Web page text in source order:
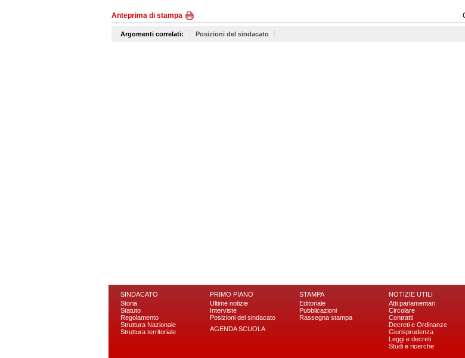
Anteprima di stampa
Argomenti correlati: Posizioni del sindacato
SINDACATO
Storia
Statuto
Regolamento
Struttura Nazionale
Struttura territoriale
PRIMO PIANO
Ultime notizie
Interviste
Posizioni del sindacato
AGENDA SCUOLA
STAMPA
Editoriale
Pubblicazioni
Rassegna stampa
NOTIZIE UTILI
Atti parlamentari
Circolare
Contratti
Decreti e Ordinanze
Giurisprudenza
Leggi e decreti
Studi e ricerche